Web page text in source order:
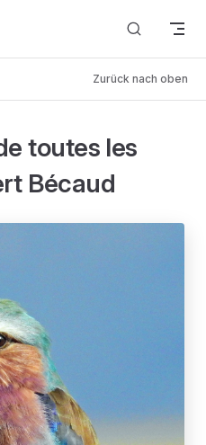
Zurück nach oben
toutes les
Bécaud